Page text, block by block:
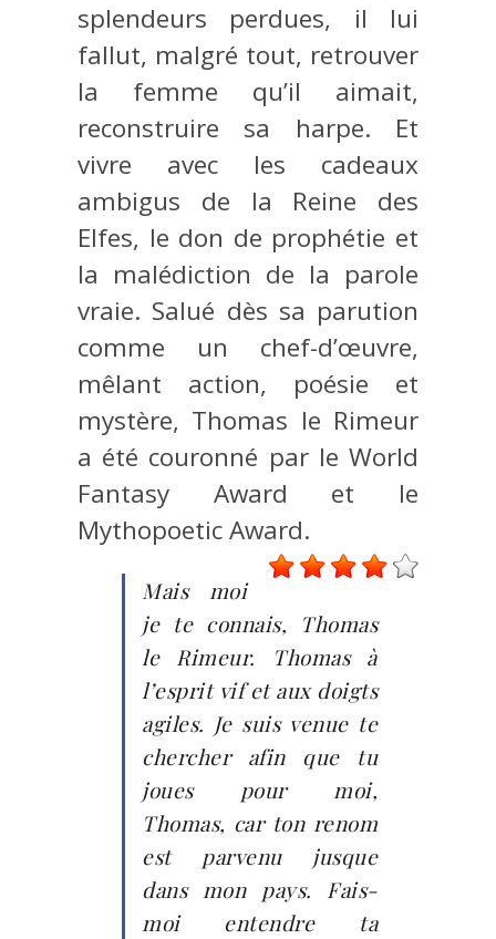
splendeurs perdues, il lui
fallut, malgré tout, retrouver
la femme qu’il aimait,
reconstruire sa harpe. Et
vivre avec les cadeaux
ambigus de la Reine des
Elfes, le don de prophétie et
la malédiction de la parole
vraie. Salué dès sa parution
comme un chef-d’œuvre,
mêlant action, poésie et
mystère, Thomas le Rimeur
a été couronné par le World
Fantasy Award et le
Mythopoetic Award.
Mais moi
je te connais, Thomas
le Rimeur. Thomas à
l’esprit vif et aux doigts
agiles. Je suis venue te
chercher afin que tu
joues pour moi,
Thomas, car ton renom
est parvenu jusque
dans mon pays. Fais-
moi entendre ta